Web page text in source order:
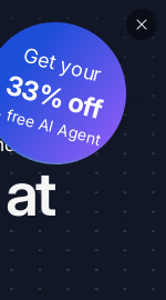
Get your
33% off
AI Agent